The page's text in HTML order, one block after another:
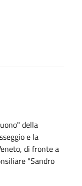
della
e la
di fronte a
"Sandro